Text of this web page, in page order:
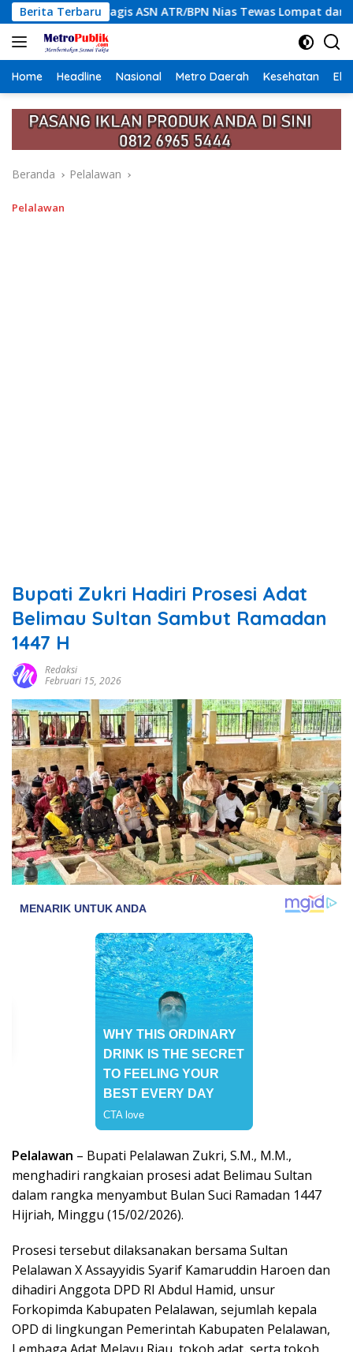
Langsung
ke
konten
Berita Terbaru
ATR/BPN Nias Tewas Lompat dari Lantai 12 Apartemen,
Home Headline Nasional Metro Daerah Kesehatan
Beranda Pelalawan
Pelalawan
Bupati Zukri Hadiri Prosesi Adat
Belimau Sultan Sambut Ramadan
1447 H
Redaksi
Februari 15, 2026
Pelalawan – Bupati Pelalawan Zukri, S.M., M.M.,
menghadiri rangkaian prosesi adat Belimau Sultan
dalam rangka menyambut Bulan Suci Ramadan 1447
Hijriah, Minggu (15/02/2026).
Prosesi tersebut dilaksanakan bersama Sultan
Pelalawan X Assayyidis Syarif Kamaruddin Haroen dan
dihadiri Anggota DPD RI Abdul Hamid, unsur
Forkopimda Kabupaten Pelalawan, sejumlah kepala
OPD di lingkungan Pemerintah Kabupaten Pelalawan,